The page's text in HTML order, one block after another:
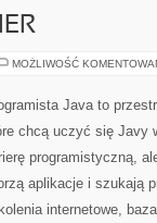
MOŻLIWOŚĆ
Java to
chcą uczyć się Javy
programistyczną,
aplikacje i szukają
internetowe,